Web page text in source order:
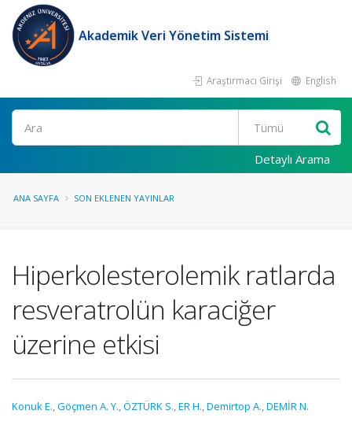
Akademik Veri Yönetim Sistemi
Araştırmacı Girişi English
Ara
Detaylı Arama
ANA SAYFA SON EKLENEN YAYINLAR
Hiperkolesterolemik ratlarda
resveratrolün karaciğer
üzerine etkisi
Konuk E.,Göçmen A. Y.,ÖZTÜRK S.,ER H.,Demirtop A.,DEMİR N.